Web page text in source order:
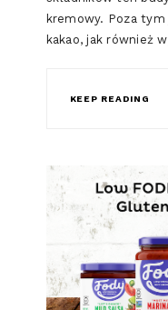
kremowy. Poza
kakao, jak również
KEEP READING